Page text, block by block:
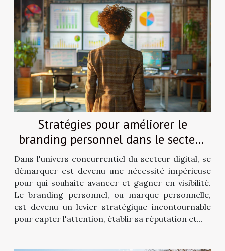
Stratégies pour améliorer le
branding personnel dans le secteur
digital
Dans l'univers concurrentiel du secteur digital, se
démarquer est devenu une nécessité impérieuse
pour qui souhaite avancer et gagner en visibilité.
Le branding personnel, ou marque personnelle,
est devenu un levier stratégique incontournable
pour capter l'attention, établir sa réputation et...